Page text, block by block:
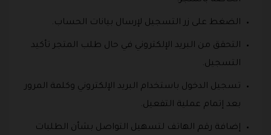
الضغط على زر التسجيل لإرسال بيانات الحساب.
التحقق من البريد الإلكتروني في حال طلب المتجر تأكيد
التسجيل.
تسجيل الدخول باستخدام البريد الإلكتروني وكلمة المرور
بعد إتمام عملية التفعيل.
إضافة رقم الهاتف لتسهيل التواصل بشأن الطلبات